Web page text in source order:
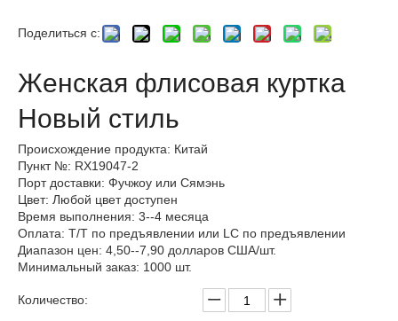
Поделиться с:
Женская флисовая куртка
Новый стиль
Происхождение продукта: Китай
Пункт №: RX19047-2
Порт доставки: Фучжоу или Сямэнь
Цвет: Любой цвет доступен
Время выполнения: 3--4 месяца
Оплата: T/T по предъявлении или LC по предъявлении
Диапазон цен: 4,50--7,90 долларов США/шт.
Минимальный заказ: 1000 шт.
Количество: